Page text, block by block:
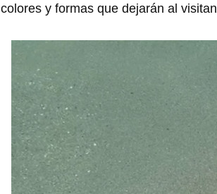
colores y formas que dejarán al